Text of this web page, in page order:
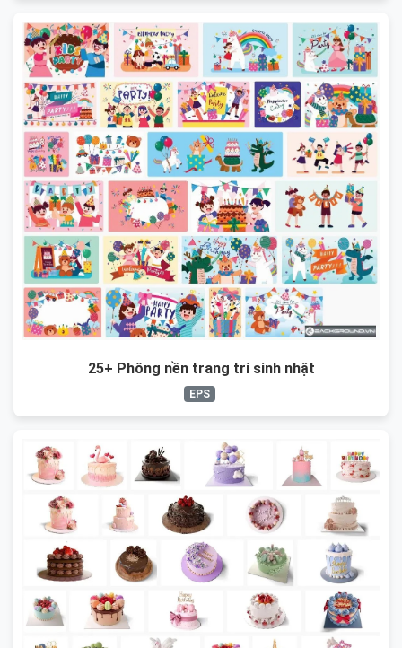
25+ Phông nền trang trí sinh nhật
EPS